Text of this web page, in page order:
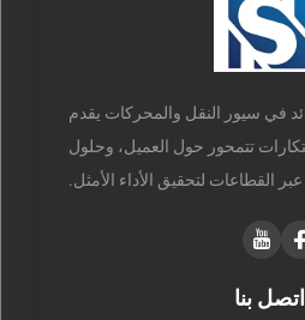
في سيور النقل والمحركات يقدم
تتمحور حول العميل، وحلول
القطاعات لتحقيق الأداء الأمثل.
اتصل بنا